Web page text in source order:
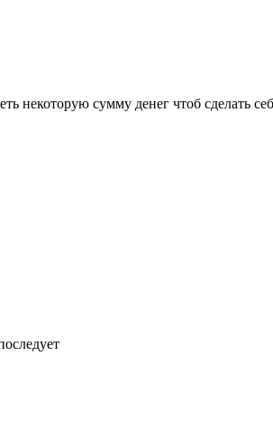
некоторую сумму денег чтоб сделать